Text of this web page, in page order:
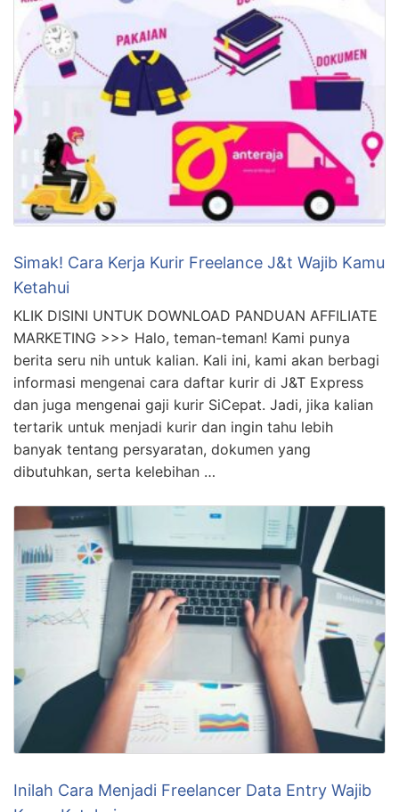
Simak! Cara Kerja Kurir Freelance J&t Wajib Kamu
Ketahui
KLIK DISINI UNTUK DOWNLOAD PANDUAN AFFILIATE
MARKETING >>> Halo, teman-teman! Kami punya
berita seru nih untuk kalian. Kali ini, kami akan berbagi
informasi mengenai cara daftar kurir di J&T Express
dan juga mengenai gaji kurir SiCepat. Jadi, jika kalian
tertarik untuk menjadi kurir dan ingin tahu lebih
banyak tentang persyaratan, dokumen yang
dibutuhkan, serta kelebihan …
Inilah Cara Menjadi Freelancer Data Entry Wajib